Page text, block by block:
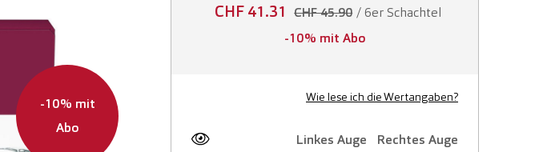
-10% mit
Abo
CHF 41.31 CHF 45.90 / 6er Schachtel
-10% mit Abo
Wie lese ich die Wertangaben?
Linkes Auge Rechtes Auge